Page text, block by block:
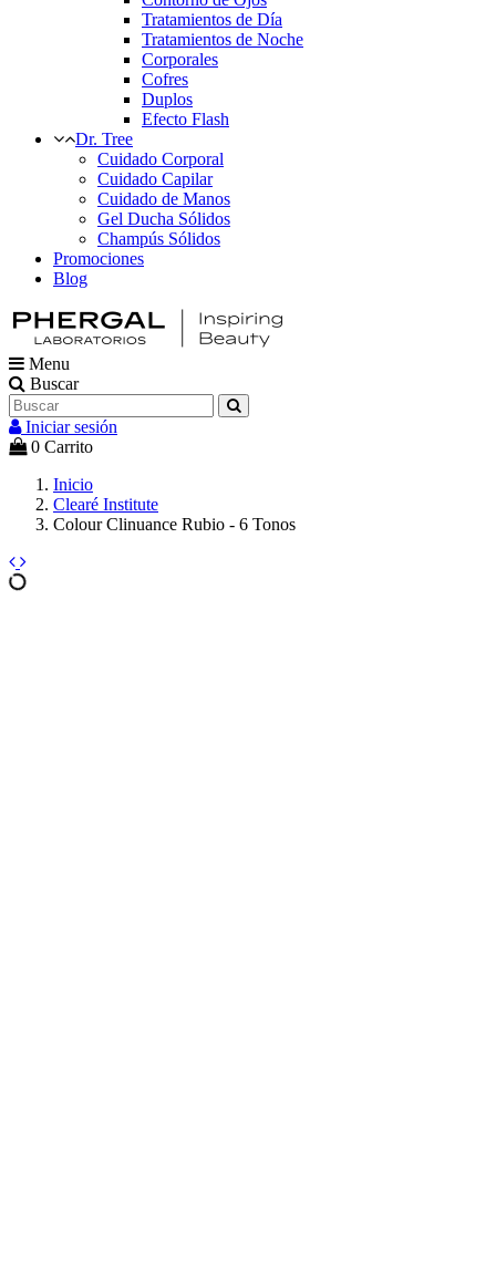
Tratamientos de Día
Tratamientos de Noche
Corporales
Cofres
Duplos
Efecto Flash
Dr. Tree
Cuidado Corporal
Cuidado Capilar
Cuidado de Manos
Gel Ducha Sólidos
Champús Sólidos
Promociones
Blog
Menu
Buscar
Iniciar sesión
0 Carrito
Inicio
Clearé Institute
Colour Clinuance Rubio - 6 Tonos